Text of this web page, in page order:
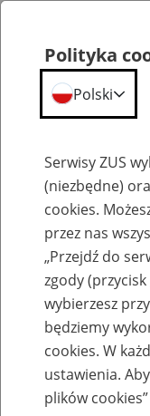
Szkolenia
Zaproś ZUS
Polityka
Polski
Serwisy ZUS
(niezbędne)
cookies.
przez nas
„Przejdź do
zgody (przycisk
wybierzesz
będziemy
cookies. W
ustawienia.
plików